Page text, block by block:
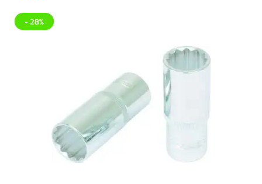
- 28%